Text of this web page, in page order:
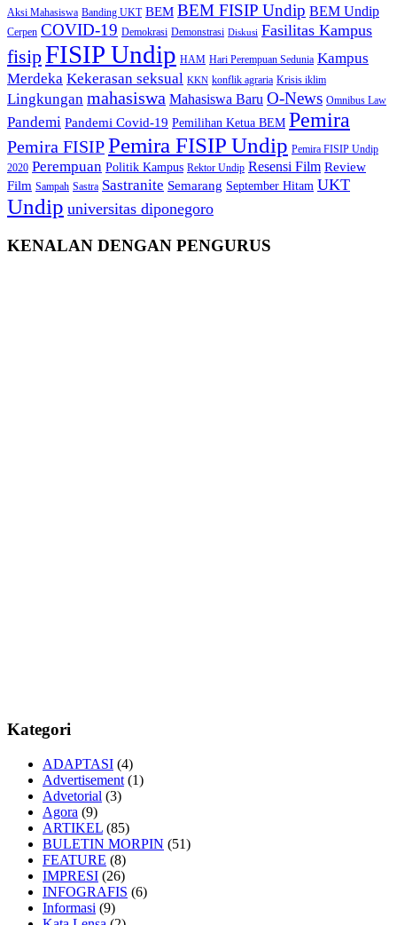
Aksi Mahasiswa Banding UKT BEM BEM FISIP Undip BEM Undip
Cerpen COVID-19 Demokrasi Demonstrasi Diskusi Fasilitas Kampus
fisipFISIP Undip HAM Hari Perempuan Sedunia Kampus
Merdeka Kekerasan seksual KKN konflik agraria Krisis iklim
Lingkungan mahasiswa Mahasiswa Baru O-News Omnibus Law
Pandemi Pandemi Covid-19 Pemilihan Ketua BEM Pemira
Pemira FISIPPemira FISIP Undip Pemira FISIP Undip
2020 Perempuan Politik Kampus Rektor Undip Resensi Film Review
Film Sampah Sastra Sastranite Semarang September Hitam UKT
Undip universitas diponegoro
KENALAN DENGAN PENGURUS
Kategori
ADAPTASI (4)
Advertisement (1)
Advetorial (3)
Agora (9)
ARTIKEL (85)
BULETIN MORPIN (51)
FEATURE (8)
IMPRESI (26)
INFOGRAFIS (6)
Informasi (9)